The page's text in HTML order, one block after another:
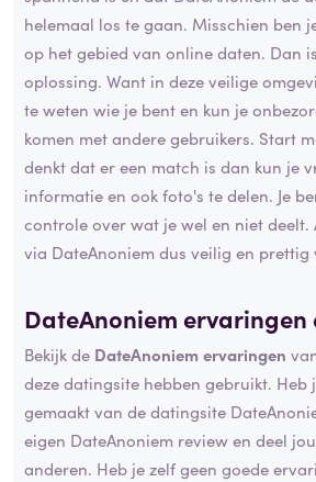
helemaal los te gaan. Misschien ben
op het gebied van online daten. Dan
oplossing. Want in deze veilige
te weten wie je bent en kun je
komen met andere gebruikers. Start
denkt dat er een match is dan kun je
informatie en ook foto's te delen. Je
controle over wat je wel en niet deelt.
via DateAnoniem dus veilig en prettig
DateAnoniem ervaringen
Bekijk de DateAnoniem ervaringen
deze datingsite hebben gebruikt. Heb
gemaakt van de datingsite
eigen DateAnoniem review en deel
anderen. Heb je zelf geen goede